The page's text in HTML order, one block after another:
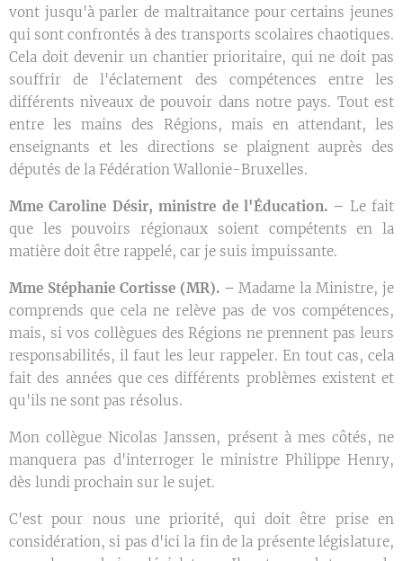
vont jusqu'à parler de maltraitance pour certains jeunes
qui sont confrontés à des transports scolaires chaotiques.
Cela doit devenir un chantier prioritaire, qui ne doit pas
souffrir de l'éclatement des compétences entre les
différents niveaux de pouvoir dans notre pays. Tout est
entre les mains des Régions, mais en attendant, les
enseignants et les directions se plaignent auprès des
députés de la Fédération Wallonie-Bruxelles.
Mme Caroline Désir, ministre de l'Éducation. – Le fait
que les pouvoirs régionaux soient compétents en la
matière doit être rappelé, car je suis impuissante.
Mme Stéphanie Cortisse (MR). – Madame la Ministre, je
comprends que cela ne relève pas de vos compétences,
mais, si vos collègues des Régions ne prennent pas leurs
responsabilités, il faut les leur rappeler. En tout cas, cela
fait des années que ces différents problèmes existent et
qu'ils ne sont pas résolus.
Mon collègue Nicolas Janssen, présent à mes côtés, ne
manquera pas d'interroger le ministre Philippe Henry,
dès lundi prochain sur le sujet.
C'est pour nous une priorité, qui doit être prise en
considération, si pas d'ici la fin de la présente législature,